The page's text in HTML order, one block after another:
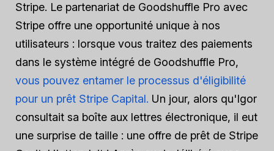
Stripe. Le partenariat de Goodshuffle Pro avec
Stripe offre une opportunité unique à nos
utilisateurs : lorsque vous traitez des paiements
dans le système intégré de Goodshuffle Pro,
vous pouvez entamer le processus d'éligibilité
pour un prêt Stripe Capital. Un jour, alors qu'Igor
consultait sa boîte aux lettres électronique, il eut
une surprise de taille : une offre de prêt de Stripe